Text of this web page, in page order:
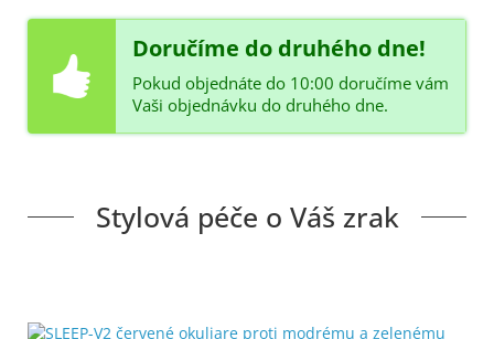
Doručíme do druhého dne!
Pokud objednáte do 10:00 doručíme vám
Vaši objednávku do druhého dne.
Stylová péče o Váš zrak